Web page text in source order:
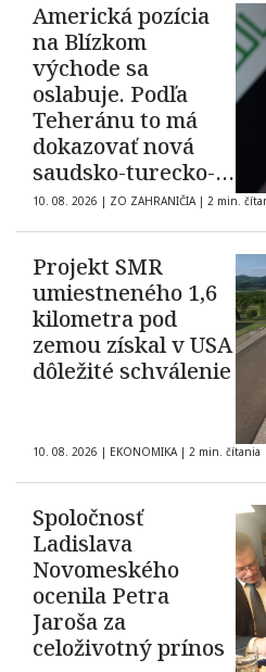
Americká pozícia
na Blízkom
východe sa
oslabuje. Podľa
Teheránu to má
dokazovať nová
saudsko-turecko-
pakistanská
dohoda o
10. 08. 2026 | ZO ZAHRANIČIA | 2 min.
Projekt SMR
umiestneného 1,6
kilometra pod
zemou získal v USA
dôležité schválenie
10. 08. 2026 | EKONOMIKA | 2 min. čítania
Spoločnosť
Ladislava
Novomeského
ocenila Petra
Jaroša za
celoživotný prínos